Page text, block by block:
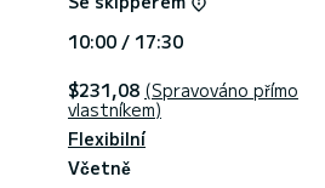
10:00 / 17:30
$231,08 (Spravováno přímo
vlastníkem)
Flexibilní
Včetně